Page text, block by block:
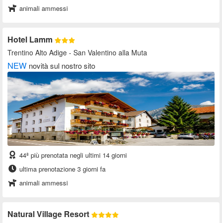
animali ammessi
Hotel Lamm
Trentino Alto Adige - San Valentino alla Muta
NEW novità sul nostro sito
44ª più prenotata negli ultimi 14 giorni
ultima prenotazione 3 giorni fa
animali ammessi
Natural Village Resort